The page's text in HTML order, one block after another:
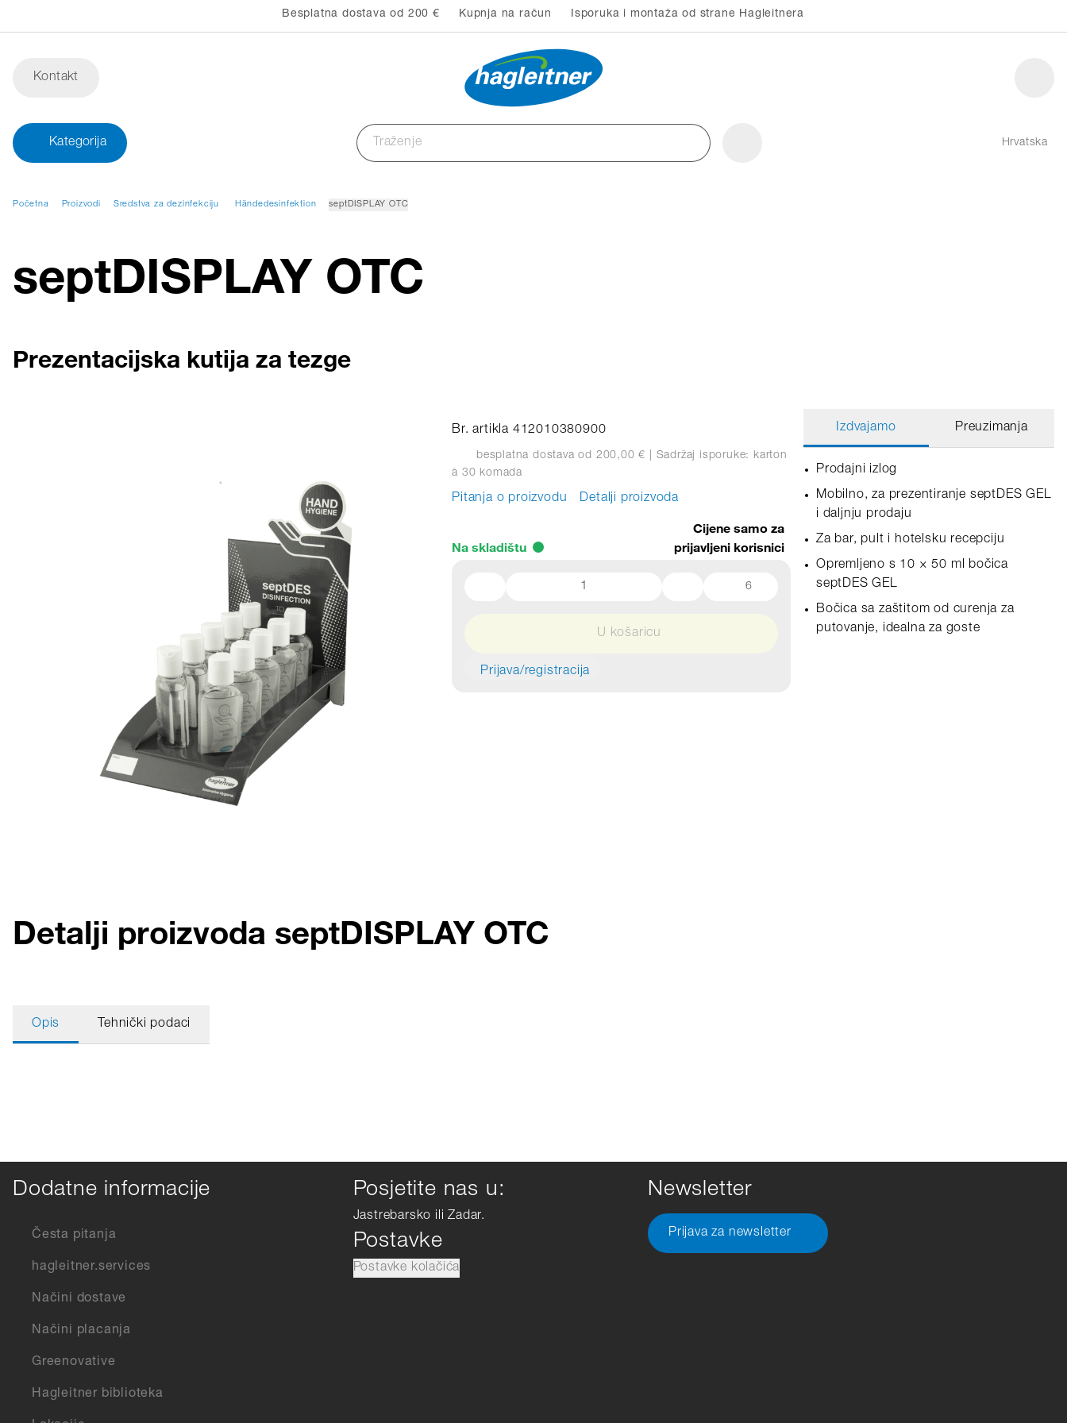
Besplatna dostava od 200 € Kupnja na račun Isporuka i montaža od strane Hagleitnera
Kontakt
Kategorija Hrvatska
Početna Proizvodi Sredstva za dezinfekciju Händedesinfektion septDISPLAY OTC
septDISPLAY OTC
Prezentacijska kutija za tezge
Br. artikla 412010380900
besplatna dostava od 200,00 € | Sadržaj isporuke: karton
à 30 komada
Pitanja o proizvodu Detalji proizvoda
Na skladištu
Cijene samo za
prijavljeni korisnici
6
U košaricu
Prijava/registracija
Izdvajamo Preuzimanja
Prodajni izlog
Mobilno, za prezentiranje septDES GEL
i daljnju prodaju
Za bar, pult i hotelsku recepciju
Opremljeno s 10 × 50 ml bočica
septDES GEL
Bočica sa zaštitom od curenja za
putovanje, idealna za goste
Detalji proizvoda septDISPLAY OTC
Opis Tehnički podaci
Dodatne informacije
Česta pitanja
hagleitner.services
Načini dostave
Načini placanja
Greenovative
Hagleitner biblioteka
Posjetite nas u:
Jastrebarsko ili Zadar.
Postavke
Postavke kolačića
Newsletter
Prijava za newsletter